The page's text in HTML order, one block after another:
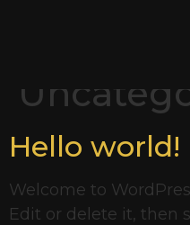
Hello world!
Welcome to
Edit or delete it, then